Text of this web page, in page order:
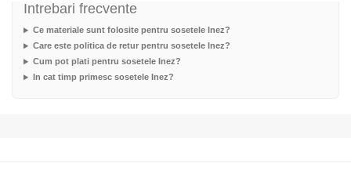
Intrebari frecvente
Ce materiale sunt folosite pentru sosetele Inez?
Care este politica de retur pentru sosetele Inez?
Cum pot plati pentru sosetele Inez?
In cat timp primesc sosetele Inez?